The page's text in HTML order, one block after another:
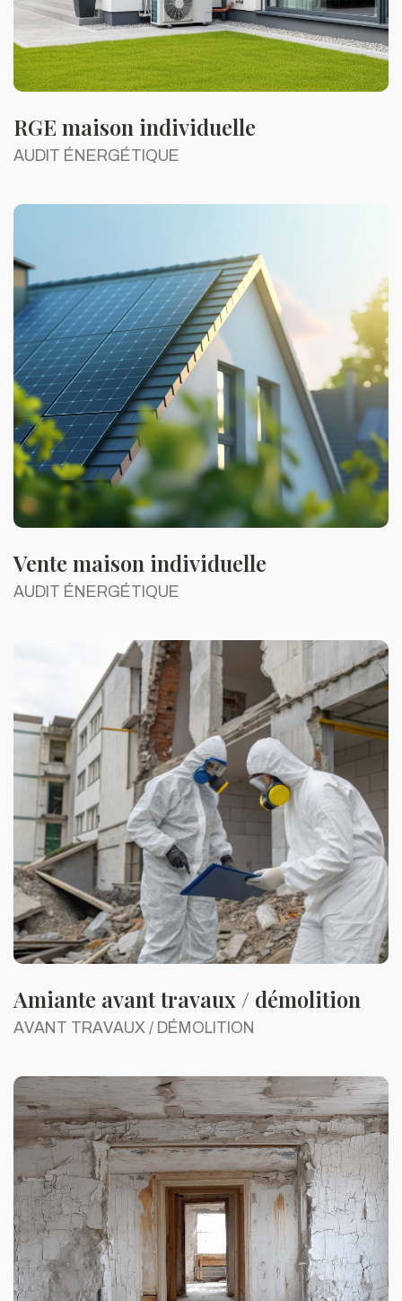
RGE maison individuelle
AUDIT ÉNERGÉTIQUE
Vente maison individuelle
AUDIT ÉNERGÉTIQUE
Amiante avant travaux / démolition
AVANT TRAVAUX / DÉMOLITION